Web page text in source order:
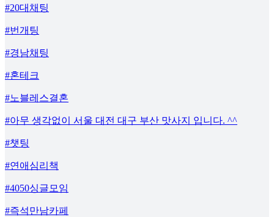
#20대채팅
#번개팅
#경남채팅
#혼테크
#노블레스결혼
#아무 생각없이 서울 대전 대구 부산 맛사지 입니다. ^^
#챗팅
#연애심리책
#4050싱글모임
#즉석만남카페